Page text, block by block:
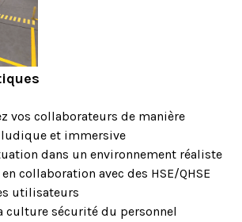
vos collaborateurs de manière
ludique et immersive
dans un environnement réaliste
collaboration avec des HSE/QHSE
utilisateurs
culture sécurité du personnel